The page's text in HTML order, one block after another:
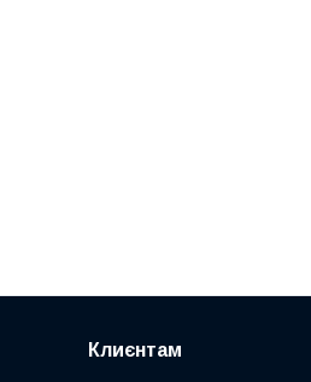
Клиєнтам